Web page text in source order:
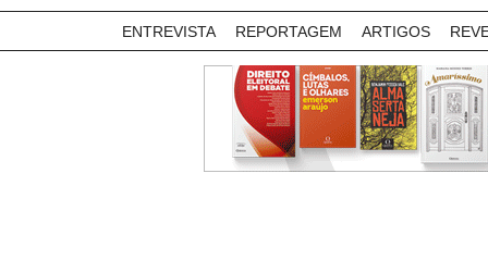
ENTREVISTA REPORTAGEM ARTIGOS